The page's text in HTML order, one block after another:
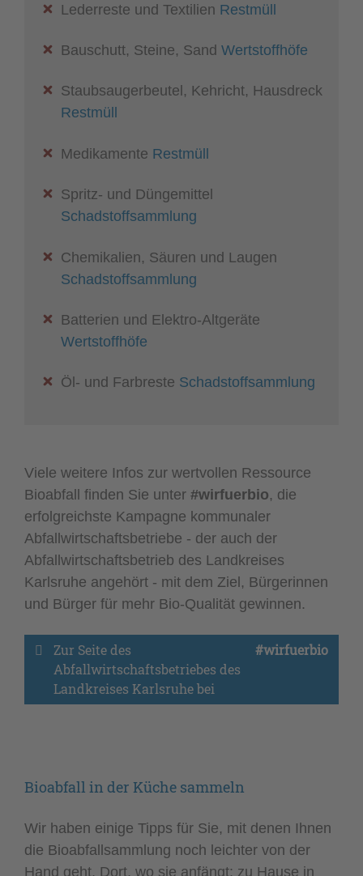
Lederreste und Textilien Restmüll
Bauschutt, Steine, SandWertstoffhöfe
Staubsaugerbeutel, Kehricht, Hausdreck
Restmüll
Medikamente Restmüll
Spritz- und Düngemittel
Schadstoffsammlung
Chemikalien, Säuren und Laugen
Schadstoffsammlung
Batterien und Elektro-Altgeräte
Wertstoffhöfe
Öl- und Farbreste Schadstoffsammlung
Viele weitere Infos zur wertvollen Ressource
Bioabfall finden Sie unter #wirfuerbio, die
erfolgreichste Kampagne kommunaler
Abfallwirtschaftsbetriebe - der auch der
Abfallwirtschaftsbetrieb des Landkreises
Karlsruhe angehört - mit dem Ziel, Bürgerinnen
und Bürger für mehr Bio-Qualität gewinnen.
Zur Seite des
Abfallwirtschaftsbetriebes des
Landkreises Karlsruhe bei
#wirfuerbio
Bioabfall in der Küche sammeln
Wir haben einige Tipps für Sie, mit denen Ihnen
die Bioabfallsammlung noch leichter von der
Hand geht. Dort, wo sie anfängt: zu Hause in